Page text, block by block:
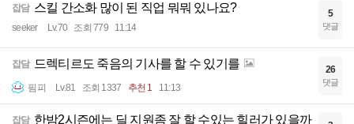
잡담 스킬 간소화 많이 된 직업 뭐뭐 있나요?
seeker Lv.70 조회 779 11:14
5
댓글
잡담 드렉티르도 죽음의 기사를 할 수 있기를
핌피 Lv.81 조회 1337 추천 1 11:13
26
댓글
잡담 한밤2시즌에는 딜 지원좀 잘 할 수있는 힐러가 있을까